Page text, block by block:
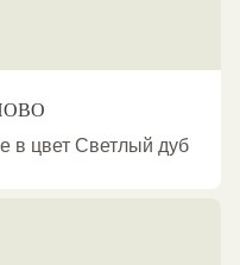
в цвет Светлый дуб